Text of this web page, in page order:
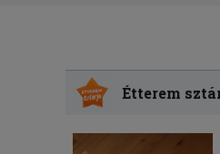
Étterem